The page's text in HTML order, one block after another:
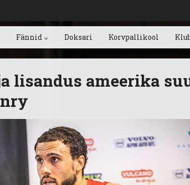
Fännid Doksari Korvpallikool
lisandus ameerika